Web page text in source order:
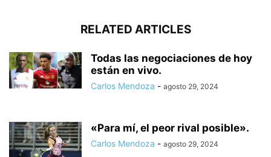
RELATED ARTICLES
Todas las negociaciones de hoy
están en vivo.
Carlos Mendoza - agosto 29, 2024
«Para mí, el peor rival posible».
Carlos Mendoza - agosto 29, 2024